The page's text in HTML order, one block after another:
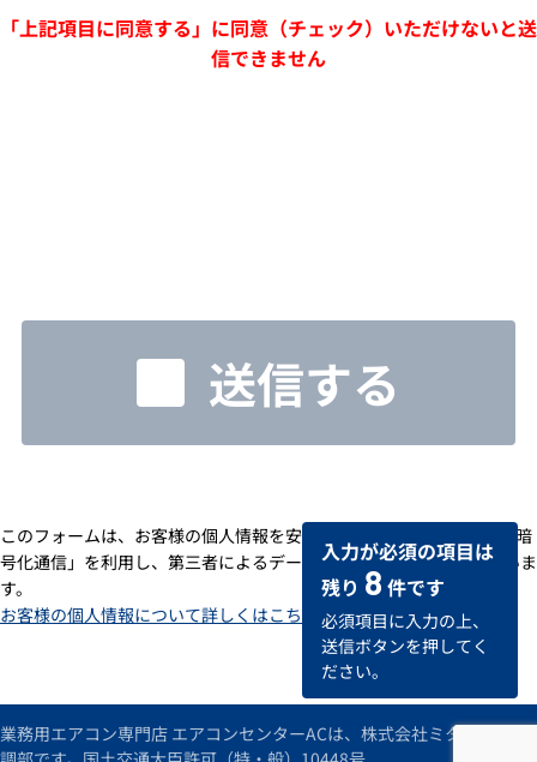
「上記項目に同意する」に同意（チェック）いただけないと送
信できません
送信する
このフォームは、お客様の個人情報を安全に送受信するための「SSL暗
号化通信」を利用し、第三者によるデータの改ざんや盗用を防いでいま
す。
お客様の個人情報について詳しくはこちら
入力が必須の項目は
残り 8 件です
必須項目に入力の上、
送信ボタンを押してく
ださい。
業務用エアコン専門店 エアコンセンターACは、株式会社ミタデンの空